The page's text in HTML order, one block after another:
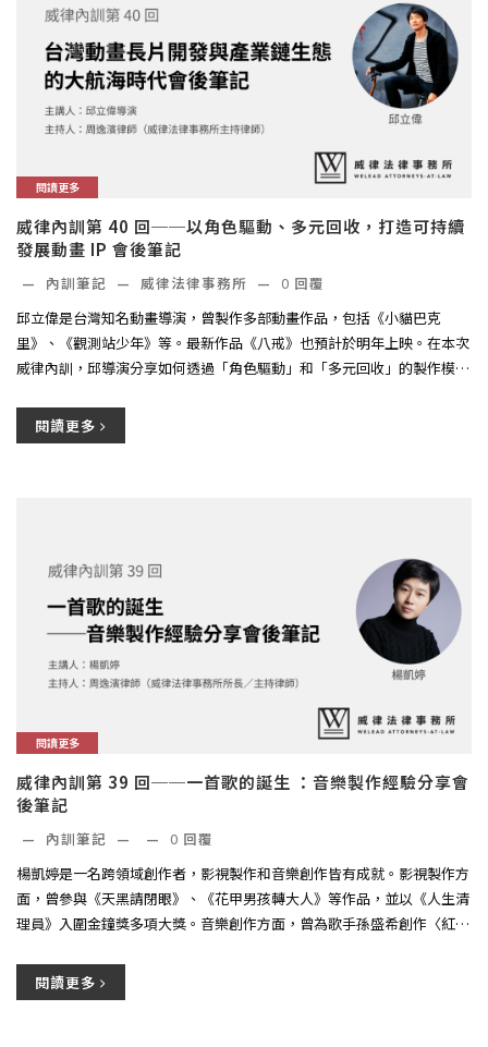
閱讀更多
威律內訓第 40 回──以角色驅動、多元回收，打造可持續
發展動畫 IP 會後筆記
— 內訓筆記 — 威律法律事務所 — 0 回覆
邱立偉是台灣知名動畫導演，曾製作多部動畫作品，包括《小貓巴克
里》、《觀測站少年》等。最新作品《八戒》也預計於明年上映。在本次
威律內訓，邱導演分享如何透過「角色驅動」和「多元回收」的製作模
閱讀更多
閱讀更多
威律內訓第 39 回──一首歌的誕生 ：音樂製作經驗分享會
後筆記
— 內訓筆記 — — 0 回覆
楊凱婷是一名跨領域創作者，影視製作和音樂創作皆有成就。影視製作方
面，曾參與《天黑請閉眼》、《花甲男孩轉大人》等作品，並以《人生清
理員》入圍金鐘獎多項大獎。音樂創作方面，曾為歌手孫盛希創作〈紅蘋
閱讀更多